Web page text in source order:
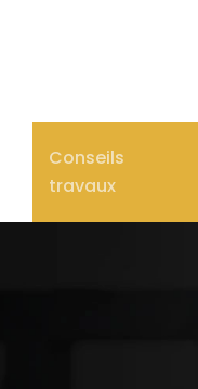
Conseils
travaux